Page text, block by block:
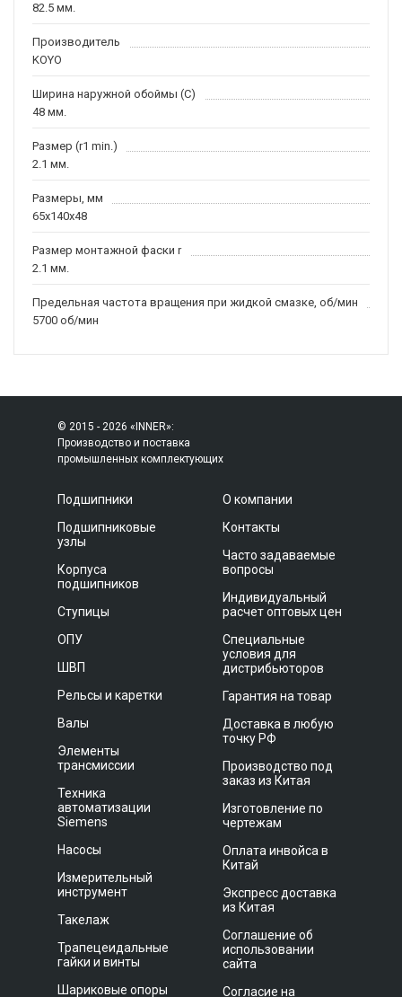
82.5 мм.
Производитель
KOYO
Ширина наружной обоймы (C)
48 мм.
Размер (r1 min.)
2.1 мм.
Размеры, мм
65x140x48
Размер монтажной фаски r
2.1 мм.
Предельная частота вращения при жидкой смазке, об/мин
5700 об/мин
© 2015 - 2026 «INNER»:
Производство и поставка
промышленных комплектующих
Подшипники
Подшипниковые
узлы
Корпуса
подшипников
Ступицы
ОПУ
ШВП
Рельсы и каретки
Валы
Элементы
трансмиссии
Техника
автоматизации
Siemens
Насосы
Измерительный
инструмент
Такелаж
Трапецеидальные
гайки и винты
Шариковые опоры
О компании
Контакты
Часто задаваемые
вопросы
Индивидуальный
расчет оптовых цен
Специальные
условия для
дистрибьюторов
Гарантия на товар
Доставка в любую
точку РФ
Производство под
заказ из Китая
Изготовление по
чертежам
Оплата инвойса в
Китай
Экспресс доставка
из Китая
Соглашение об
использовании
сайта
Согласие на